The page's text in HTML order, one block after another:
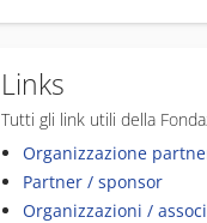
Links
Tutti gli link utili della
Organizzazione
Partner / sponsor
Organizzazioni /